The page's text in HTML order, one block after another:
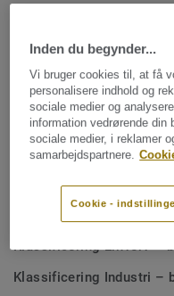
Del af et komplet
gulvløsninger
100 % recycable,
gulve
TEKNISKE
Produkttype:Homogen
Klassificering Erhverv –
Klassificering Industri –
Inden du begynder...
Vi bruger cookies til, at få
personalisere indhold og
sociale medier og
information vedrørende din
sociale medier, i reklamer
samarbejdspartnere.
Cookie -